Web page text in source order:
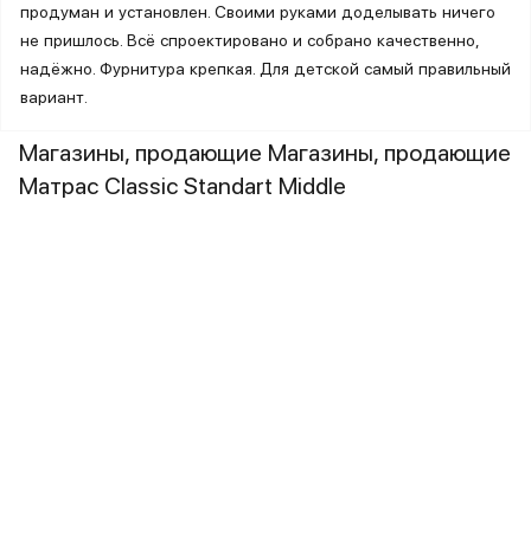
продуман и установлен. Своими руками доделывать ничего
не пришлось. Всё спроектировано и собрано качественно,
надёжно. Фурнитура крепкая. Для детской самый правильный
вариант.
Магазины, продающие Магазины, продающие
Матрас Classic Standart Middle